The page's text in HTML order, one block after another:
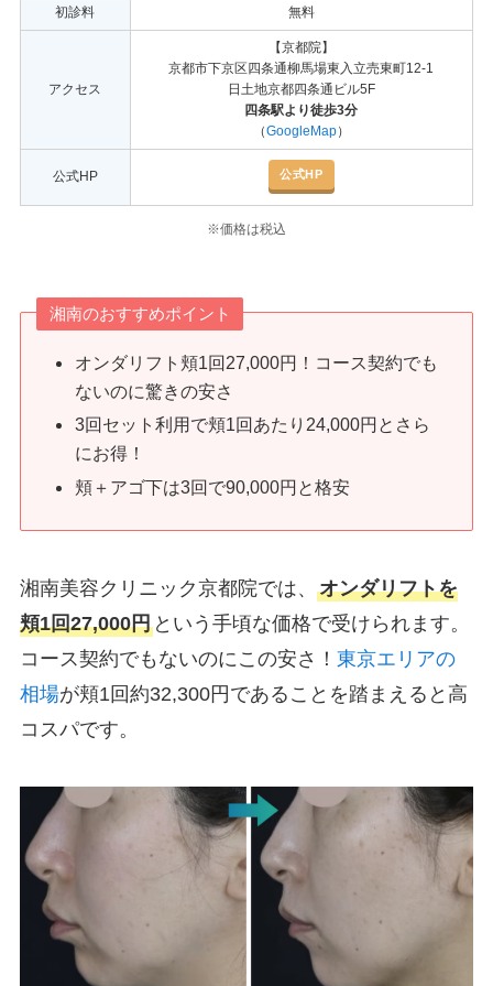
初診料 無料
アクセス
【京都院】
京都市下京区四条通柳馬場東入立売東町12-1
日土地京都四条通ビル5F
四条駅より徒歩3分
（GoogleMap）
公式HP 公式HP
※価格は税込
湘南のおすすめポイント
オンダリフト頬1回27,000円 ！ コース契約でも
ないのに驚きの安さ
3回セット利用で頬1回あたり24,000円とさら
にお得！
頬＋アゴ下は3回で90,000円と格安
湘南美容クリニック京都院では、 オンダリフトを
頬1回27,000円という手頃な価格で受けられます。
コース契約でもないのにこの安さ！ 東京エリアの
相場が頬1回約32,300円であることを踏まえると高
コスパです。